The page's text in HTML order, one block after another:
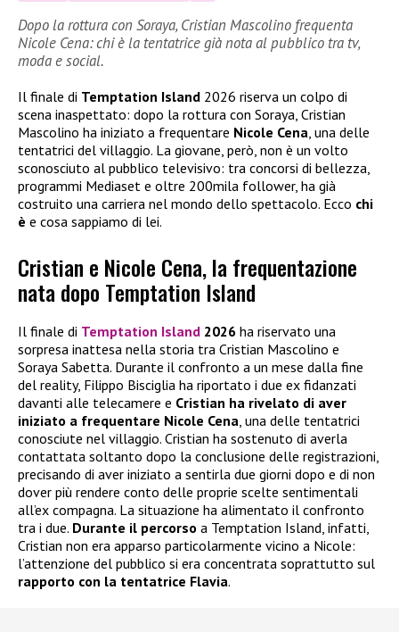
Dopo la rottura con Soraya, Cristian Mascolino frequenta
Nicole Cena: chi è la tentatrice già nota al pubblico tra tv,
moda e social.
Il finale di Temptation Island 2026 riserva un colpo di
scena inaspettato: dopo la rottura con Soraya, Cristian
Mascolino ha iniziato a frequentare Nicole Cena, una delle
tentatrici del villaggio. La giovane, però, non è un volto
sconosciuto al pubblico televisivo: tra concorsi di bellezza,
programmi Mediaset e oltre 200mila follower, ha già
costruito una carriera nel mondo dello spettacolo. Ecco chi
è e cosa sappiamo di lei.
Cristian e Nicole Cena, la frequentazione
nata dopo Temptation Island
Il finale di Temptation Island 2026 ha riservato una
sorpresa inattesa nella storia tra Cristian Mascolino e
Soraya Sabetta. Durante il confronto a un mese dalla fine
del reality, Filippo Bisciglia ha riportato i due ex fidanzati
davanti alle telecamere e Cristian ha rivelato di aver
iniziato a frequentare Nicole Cena , una delle tentatrici
conosciute nel villaggio. Cristian ha sostenuto di averla
contattata soltanto dopo la conclusione delle registrazioni,
precisando di aver iniziato a sentirla due giorni dopo e di non
dover più rendere conto delle proprie scelte sentimentali
all’ex compagna. La situazione ha alimentato il confronto
tra i due. Durante il percorso a Temptation Island, infatti,
Cristian non era apparso particolarmente vicino a Nicole:
l’attenzione del pubblico si era concentrata soprattutto sul
rapporto con la tentatrice Flavia.